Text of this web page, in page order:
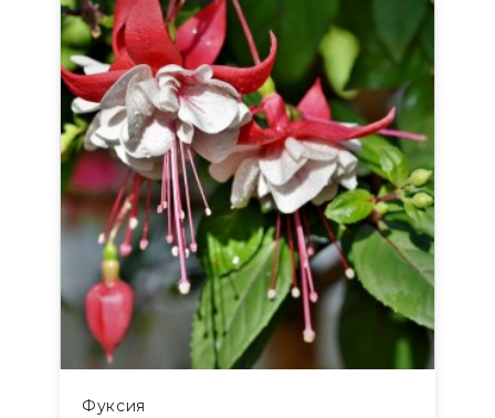
Фуксия